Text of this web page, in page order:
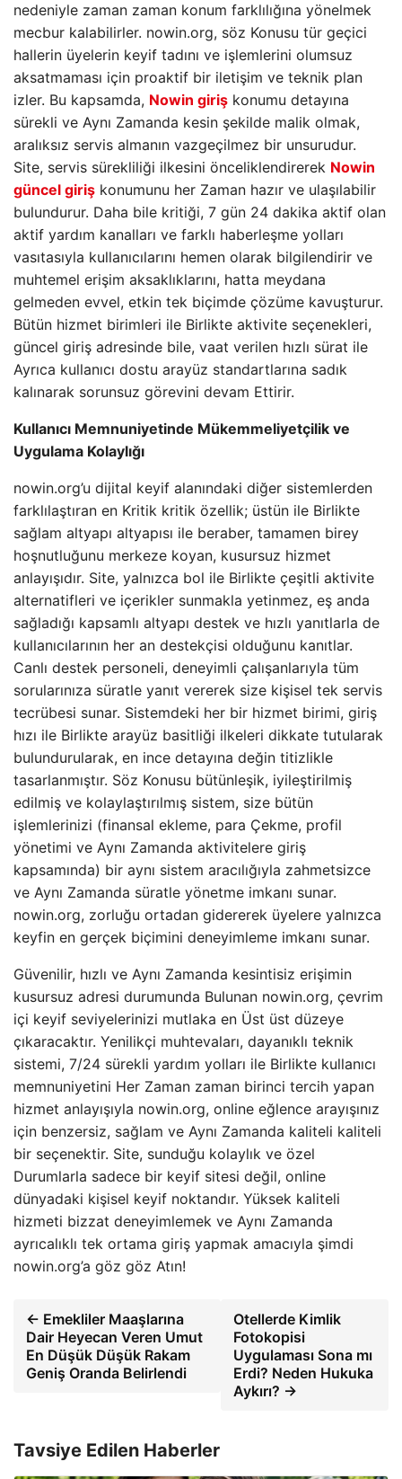
nedeniyle zaman zaman konum farklılığına yönelmek
mecbur kalabilirler. nowin.org, söz Konusu tür geçici
hallerin üyelerin keyif tadını ve işlemlerini olumsuz
aksatmaması için proaktif bir iletişim ve teknik plan
izler. Bu kapsamda, Nowin giriş konumu detayına
sürekli ve Aynı Zamanda kesin şekilde malik olmak,
aralıksız servis almanın vazgeçilmez bir unsurudur.
Site, servis sürekliliği ilkesini önceliklendirerek Nowin
güncel giriş konumunu her Zaman hazır ve ulaşılabilir
bulundurur. Daha bile kritiği, 7 gün 24 dakika aktif olan
aktif yardım kanalları ve farklı haberleşme yolları
vasıtasıyla kullanıcılarını hemen olarak bilgilendirir ve
muhtemel erişim aksaklıklarını, hatta meydana
gelmeden evvel, etkin tek biçimde çözüme kavuşturur.
Bütün hizmet birimleri ile Birlikte aktivite seçenekleri,
güncel giriş adresinde bile, vaat verilen hızlı sürat ile
Ayrıca kullanıcı dostu arayüz standartlarına sadık
kalınarak sorunsuz görevini devam Ettirir.
Kullanıcı Memnuniyetinde Mükemmeliyetçilik ve
Uygulama Kolaylığı
nowin.org’u dijital keyif alanındaki diğer sistemlerden
farklılaştıran en Kritik kritik özellik; üstün ile Birlikte
sağlam altyapı altyapısı ile beraber, tamamen birey
hoşnutluğunu merkeze koyan, kusursuz hizmet
anlayışıdır. Site, yalnızca bol ile Birlikte çeşitli aktivite
alternatifleri ve içerikler sunmakla yetinmez, eş anda
sağladığı kapsamlı altyapı destek ve hızlı yanıtlarla de
kullanıcılarının her an destekçisi olduğunu kanıtlar.
Canlı destek personeli, deneyimli çalışanlarıyla tüm
sorularınıza süratle yanıt vererek size kişisel tek servis
tecrübesi sunar. Sistemdeki her bir hizmet birimi, giriş
hızı ile Birlikte arayüz basitliği ilkeleri dikkate tutularak
bulundurularak, en ince detayına değin titizlikle
tasarlanmıştır. Söz Konusu bütünleşik, iyileştirilmiş
edilmiş ve kolaylaştırılmış sistem, size bütün
işlemlerinizi (finansal ekleme, para Çekme, profil
yönetimi ve Aynı Zamanda aktivitelere giriş
kapsamında) bir aynı sistem aracılığıyla zahmetsizce
ve Aynı Zamanda süratle yönetme imkanı sunar.
nowin.org, zorluğu ortadan gidererek üyelere yalnızca
keyfin en gerçek biçimini deneyimleme imkanı sunar.
Güvenilir, hızlı ve Aynı Zamanda kesintisiz erişimin
kusursuz adresi durumunda Bulunan nowin.org, çevrim
içi keyif seviyelerinizi mutlaka en Üst üst düzeye
çıkaracaktır. Yenilikçi muhtevaları, dayanıklı teknik
sistemi, 7/24 sürekli yardım yolları ile Birlikte kullanıcı
memnuniyetini Her Zaman zaman birinci tercih yapan
hizmet anlayışıyla nowin.org, online eğlence arayışınız
için benzersiz, sağlam ve Aynı Zamanda kaliteli kaliteli
bir seçenektir. Site, sunduğu kolaylık ve özel
Durumlarla sadece bir keyif sitesi değil, online
dünyadaki kişisel keyif noktandır. Yüksek kaliteli
hizmeti bizzat deneyimlemek ve Aynı Zamanda
ayrıcalıklı tek ortama giriş yapmak amacıyla şimdi
nowin.org’a göz göz Atın!
← Emekliler Maaşlarına
Dair Heyecan Veren Umut
En Düşük Düşük Rakam
Geniş Oranda Belirlendi
Otellerde Kimlik
Fotokopisi
Uygulaması Sona mı
Erdi? Neden Hukuka
Aykırı? →
Tavsiye Edilen Haberler